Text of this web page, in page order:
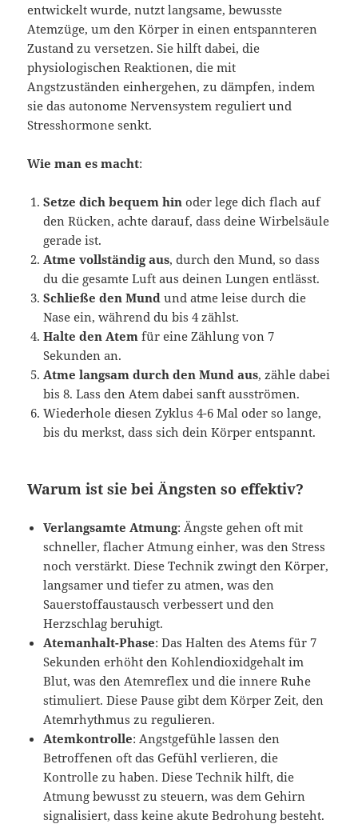
entwickelt wurde, nutzt langsame, bewusste
Atemzüge, um den Körper in einen entspannteren
Zustand zu versetzen. Sie hilft dabei, die
physiologischen Reaktionen, die mit
Angstzuständen einhergehen, zu dämpfen, indem
sie das autonome Nervensystem reguliert und
Stresshormone senkt.
Wie man es macht:
Setze dich bequem hin oder lege dich flach auf
den Rücken, achte darauf, dass deine Wirbelsäule
gerade ist.
Atme vollständig aus, durch den Mund, so dass
du die gesamte Luft aus deinen Lungen entlässt.
Schließe den Mund und atme leise durch die
Nase ein, während du bis 4 zählst.
Halte den Atem für eine Zählung von 7
Sekunden an.
Atme langsam durch den Mund aus, zähle dabei
bis 8. Lass den Atem dabei sanft ausströmen.
Wiederhole diesen Zyklus 4-6 Mal oder so lange,
bis du merkst, dass sich dein Körper entspannt.
Warum ist sie bei Ängsten so effektiv?
Verlangsamte Atmung: Ängste gehen oft mit
schneller, flacher Atmung einher, was den Stress
noch verstärkt. Diese Technik zwingt den Körper,
langsamer und tiefer zu atmen, was den
Sauerstoffaustausch verbessert und den
Herzschlag beruhigt.
Atemanhalt-Phase: Das Halten des Atems für 7
Sekunden erhöht den Kohlendioxidgehalt im
Blut, was den Atemreflex und die innere Ruhe
stimuliert. Diese Pause gibt dem Körper Zeit, den
Atemrhythmus zu regulieren.
Atemkontrolle: Angstgefühle lassen den
Betroffenen oft das Gefühl verlieren, die
Kontrolle zu haben. Diese Technik hilft, die
Atmung bewusst zu steuern, was dem Gehirn
signalisiert, dass keine akute Bedrohung besteht.